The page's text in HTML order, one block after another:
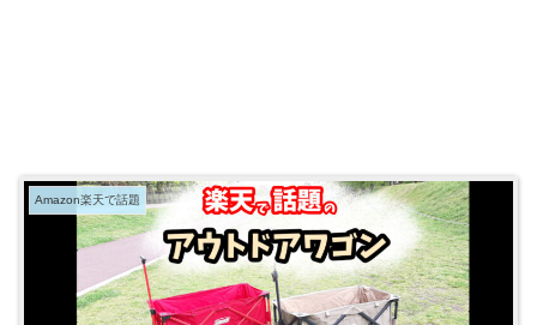
Amazon楽天で話題